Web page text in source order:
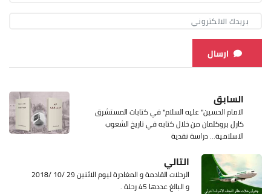
ارسال
السابق
الامام الحسين" عليه السلام" في كتابات المستشرق
كارل بروكلمان من خلال كتابه في تاريخ الشعوب
الاسلامية... دراسة نقدية
التالي
الرحلات القادمة و المغادرة ليوم الاثنين 29 /10 /2018
و البالغ عددها 45 رحلة .